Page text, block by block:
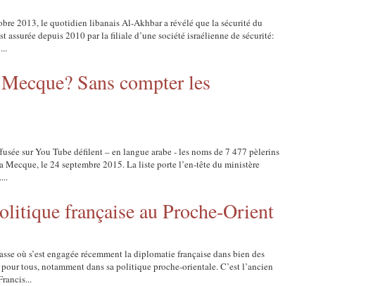
2013, le quotidien libanais Al-Akhbar a révélé que la sécurité du
assurée depuis 2010 par la filiale d’une société israélienne de sécurité:
Sans compter les
sur You Tube défilent – en langue arabe - les noms de 7 477 pèlerins
Mecque, le 24 septembre 2015. La liste porte l’en-tête du ministère
française au Proche-Orient
où s’est engagée récemment la diplomatie française dans bien des
tous, notamment dans sa politique proche-orientale. C’est l’ancien